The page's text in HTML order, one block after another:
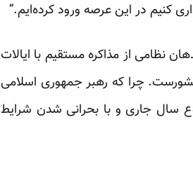
کنیم در این عرصه ورود کرده‌ایم.”
نظامی از مذاکره مستقیم با ایالات
چرا که رهبر جمهوری اسلامی
سال جاری و با بحرانی شدن شرایط